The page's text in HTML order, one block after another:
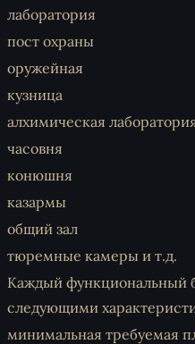
лаборатория
пост охраны
оружейная
кузница
алхимическая
часовня
конюшня
казармы
общий зал
тюремные камеры и т.д.
Каждый функциональный
следующими
минимальная требуемая